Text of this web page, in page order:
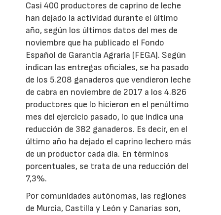
Casi 400 productores de caprino de leche
han dejado la actividad durante el último
año, según los últimos datos del mes de
noviembre que ha publicado el Fondo
Español de Garantía Agraria (FEGA). Según
indican las entregas oficiales, se ha pasado
de los 5.208 ganaderos que vendieron leche
de cabra en noviembre de 2017 a los 4.826
productores que lo hicieron en el penúltimo
mes del ejercicio pasado, lo que indica una
reducción de 382 ganaderos. Es decir, en el
último año ha dejado el caprino lechero más
de un productor cada día. En términos
porcentuales, se trata de una reducción del
7,3%.
Por comunidades autónomas, las regiones
de Murcia, Castilla y León y Canarias son,